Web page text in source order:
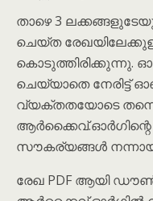
താഴെ 3
ചെയ്ത
ചെയ്യാതെ
വ്യക്തതയോടെ
സൗകര്യങ്ങൾ
രേഖ PDF ആയി